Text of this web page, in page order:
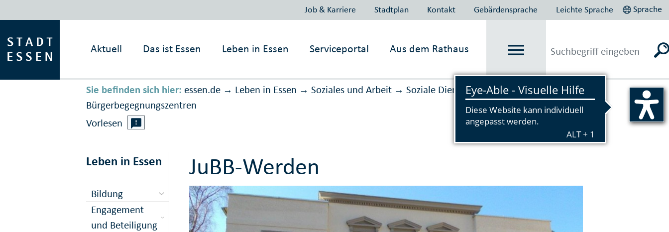
Job & Karriere Stadtplan Kontakt Gebärdensprache Leichte Sprache Sprache
Aktuell Das ist Essen Leben in Essen Serviceportal Aus dem Rathaus
Sie befinden sich hier: essen.de → Leben in Essen → Soziales und Arbeit → Soziale Dienste →
Bürgerbegegnungszentren
Vorlesen
Leben in Essen
Bildung
Engagement
und Beteiligung
JuBB-Werden